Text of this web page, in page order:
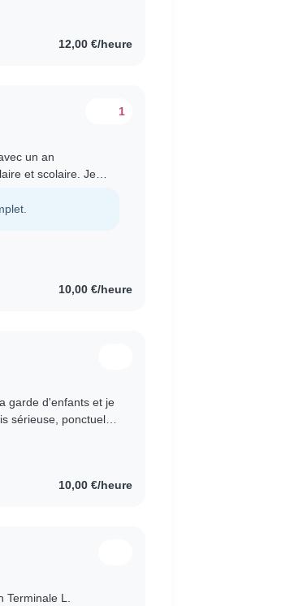
12,00 €/heure
1
un an
et scolaire. Je
10,00 €/heure
garde d'enfants et je
sérieuse, ponctuelle
10,00 €/heure
Terminale L.